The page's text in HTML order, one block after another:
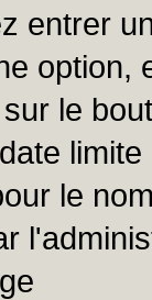
entrer
option,
le
le